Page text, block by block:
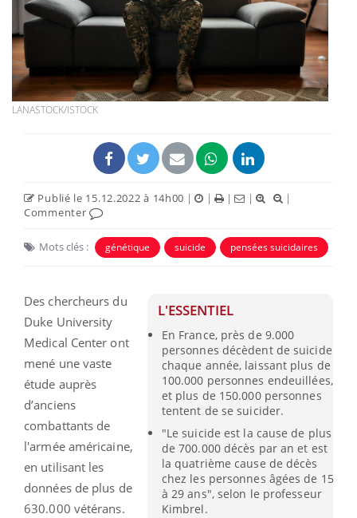
LANASTOCK/ISTOCK
Publié le 15.12.2022 à 14h00 | | | |
|
Commenter
Mots clés : génétique suicide pensées suicidaires
L'ESSENTIEL
En France, près de 9.000
personnes décèdent de suicide
chaque année, laissant plus de
100.000 personnes endeuillées,
et plus de 150.000 personnes
tentent de se suicider.
"Le suicide est la cause de plus
de 700.000 décès par an et est
la quatrième cause de décès
chez les personnes âgées de 15
à 29 ans", selon le professeur
Kimbrel.
Des chercheurs du
Duke University
Medical Center ont
mené une vaste
étude auprès
d’anciens
combattants de
l'armée américaine,
en utilisant les
données de plus de
630.000 vétérans.